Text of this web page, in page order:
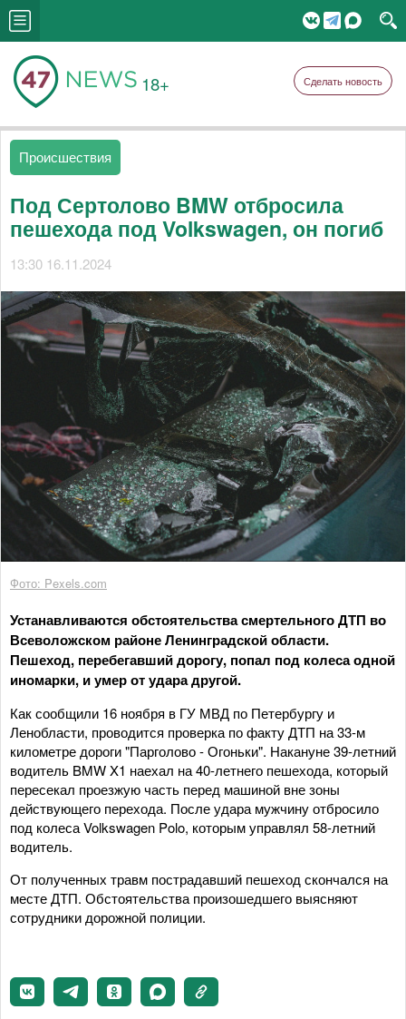
18+ Сделать новость
Происшествия
Под Сертолово BMW отбросила
пешехода под Volkswagen, он погиб
13:30 16.11.2024
Фото: Pexels.com
Устанавливаются обстоятельства смертельного ДТП во
Всеволожском районе Ленинградской области.
Пешеход, перебегавший дорогу, попал под колеса одной
иномарки, и умер от удара другой.
Как сообщили 16 ноября в ГУ МВД по Петербургу и
Ленобласти, проводится проверка по факту ДТП на 33-м
километре дороги "Парголово - Огоньки". Накануне 39-летний
водитель BMW X1 наехал на 40-летнего пешехода, который
пересекал проезжую часть перед машиной вне зоны
действующего перехода. После удара мужчину отбросило
под колеса Volkswagen Polo, которым управлял 58-летний
водитель.
От полученных травм пострадавший пешеход скончался на
месте ДТП. Обстоятельства произошедшего выясняют
сотрудники дорожной полиции.